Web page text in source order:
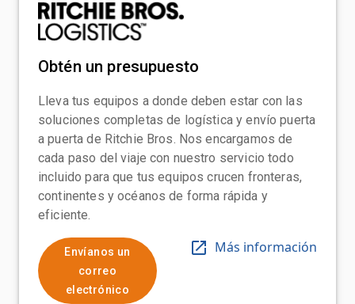
Obtén un presupuesto
Lleva tus equipos a donde deben estar con las
soluciones completas de logística y envío puerta
a puerta de Ritchie Bros. Nos encargamos de
cada paso del viaje con nuestro servicio todo
incluido para que tus equipos crucen fronteras,
continentes y océanos de forma rápida y
eficiente.
Envíanos un
correo
electrónico
Más información